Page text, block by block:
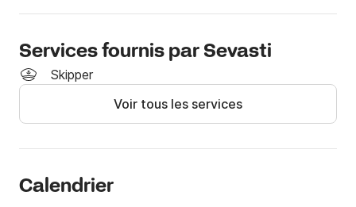
Services fournis par Sevasti
Skipper
Voir tous les services
Calendrier